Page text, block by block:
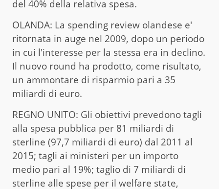
del 40% della relativa spesa.
OLANDA: La spending review olandese e'
ritornata in auge nel 2009, dopo un periodo
in cui l'interesse per la stessa era in declino.
Il nuovo round ha prodotto, come risultato,
un ammontare di risparmio pari a 35
miliardi di euro.
REGNO UNITO: Gli obiettivi prevedono tagli
alla spesa pubblica per 81 miliardi di
sterline (97,7 miliardi di euro) dal 2011 al
2015; tagli ai ministeri per un importo
medio pari al 19%; taglio di 7 miliardi di
sterline alle spese per il welfare state,